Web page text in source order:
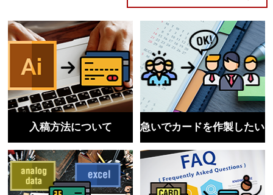
入稿方法について 急いでカードを作製したい
方